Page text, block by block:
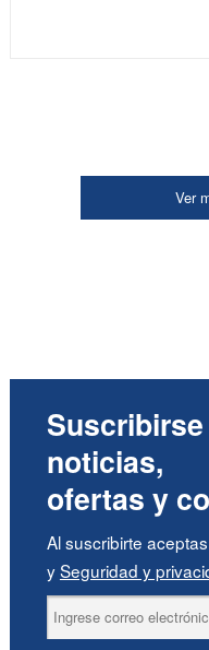
Ver
noticias,
ofertas y
Al suscribirte
ySeguridad y